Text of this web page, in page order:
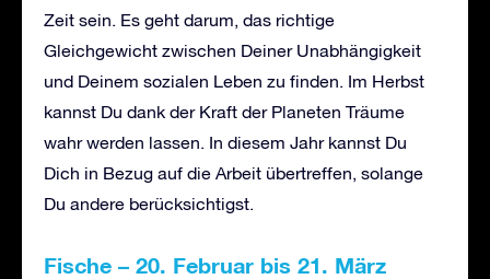
Zeit sein. Es geht darum, das richtige
Gleichgewicht zwischen Deiner Unabhängigkeit
und Deinem sozialen Leben zu finden. Im Herbst
kannst Du dank der Kraft der Planeten Träume
wahr werden lassen. In diesem Jahr kannst Du
Dich in Bezug auf die Arbeit übertreffen, solange
Du andere berücksichtigst.
Fische – 20. Februar bis 21. März